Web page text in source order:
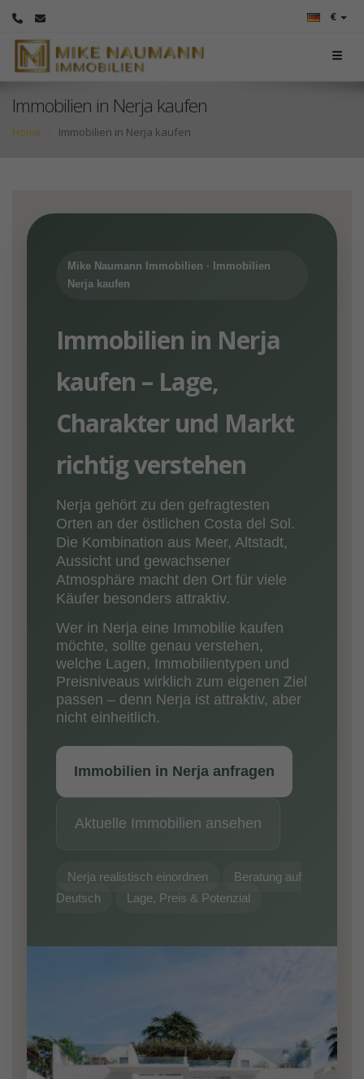
€
Immobilien in Nerja kaufen
Home Immobilien in Nerja kaufen
Mike Naumann Immobilien · Immobilien
Nerja kaufen
Immobilien in Nerja
kaufen – Lage,
Charakter und Markt
richtig verstehen
Nerja gehört zu den gefragtesten
Orten an der östlichen Costa del Sol.
Die Kombination aus Meer, Altstadt,
Aussicht und gewachsener
Atmosphäre macht den Ort für viele
Käufer besonders attraktiv.
Wer in Nerja eine Immobilie kaufen
möchte, sollte genau verstehen,
welche Lagen, Immobilientypen und
Preisniveaus wirklich zum eigenen Ziel
passen – denn Nerja ist attraktiv, aber
nicht einheitlich.
Immobilien in Nerja anfragen
Aktuelle Immobilien ansehen
Nerja realistisch einordnen
Beratung auf
Deutsch
Lage, Preis & Potenzial